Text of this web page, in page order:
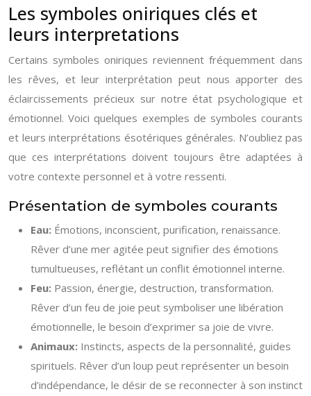
Les symboles oniriques clés et
leurs interpretations
Certains symboles oniriques reviennent fréquemment dans
les rêves, et leur interprétation peut nous apporter des
éclaircissements précieux sur notre état psychologique et
émotionnel. Voici quelques exemples de symboles courants
et leurs interprétations ésotériques générales. N’oubliez pas
que ces interprétations doivent toujours être adaptées à
votre contexte personnel et à votre ressenti.
Présentation de symboles courants
Eau: Émotions, inconscient, purification, renaissance.
Rêver d’une mer agitée peut signifier des émotions
tumultueuses, reflétant un conflit émotionnel interne.
Feu: Passion, énergie, destruction, transformation.
Rêver d’un feu de joie peut symboliser une libération
émotionnelle, le besoin d’exprimer sa joie de vivre.
Animaux: Instincts, aspects de la personnalité, guides
spirituels. Rêver d’un loup peut représenter un besoin
d’indépendance, le désir de se reconnecter à son instinct